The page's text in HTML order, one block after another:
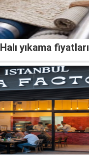
Halı yıkama fiyatları